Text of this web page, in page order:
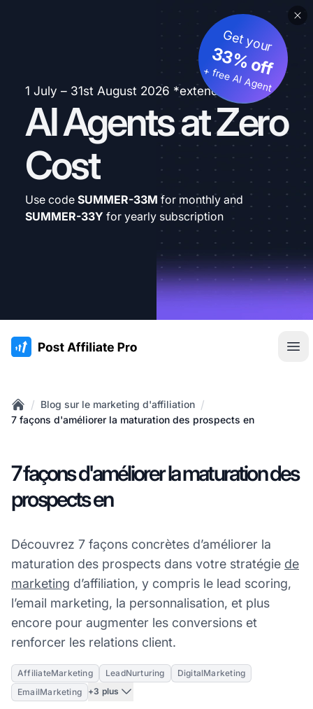
1 July – 31st August 2026 *extended
AI Agents at Zero
Cost
Get your
33% off
+ free AI Agent
Use code SUMMER-33M for monthly and
SUMMER-33Y for yearly subscription
:site.title
Home
/ Blog sur le marketing d'affiliation /
7 façons d'améliorer la maturation des prospects en
7 façons d'améliorer la maturation des
prospects en
Découvrez 7 façons concrètes d’améliorer la
maturation des prospects dans votre stratégie de
marketing d’affiliation, y compris le lead scoring,
l’email marketing, la personnalisation, et plus
encore pour augmenter les conversions et
renforcer les relations client.
AffiliateMarketing LeadNurturing
DigitalMarketing
EmailMarketing
+3 plus